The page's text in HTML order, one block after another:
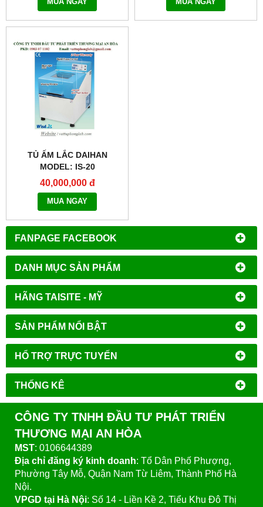
FANPAGE FACEBOOK
DANH MỤC SẢN PHẨM
HÃNG TAISITE - MỸ
SẢN PHẨM NỔI BẬT
HỔ TRỢ TRỰC TUYẾN
THỐNG KÊ
MUA NGAY MUA NGAY
TỦ ẤM LẮC DAIHAN
MODEL: IS-20
40,000,000 đ
MUA NGAY
CÔNG TY TNHH ĐẦU TƯ PHÁT TRIỂN
THƯƠNG MẠI AN HÒA
MST: 0106644389
Địa chỉ đăng ký kinh doanh: Tổ Dân Phố Phượng,
Phường Tây Mỗ, Quận Nam Từ Liêm, Thành Phố Hà
Nội.
VPGD tại Hà Nội: Số 14 - Liền Kề 2, Tiểu Khu Đô Thị